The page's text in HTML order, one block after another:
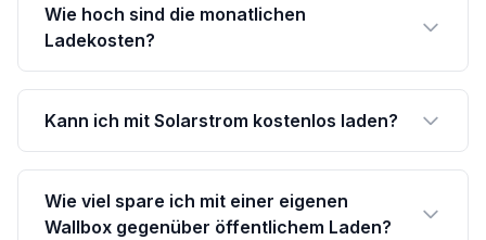
Wie hoch sind die monatlichen
Ladekosten?
Kann ich mit Solarstrom kostenlos laden?
Wie viel spare ich mit einer eigenen
Wallbox gegenüber öffentlichem Laden?